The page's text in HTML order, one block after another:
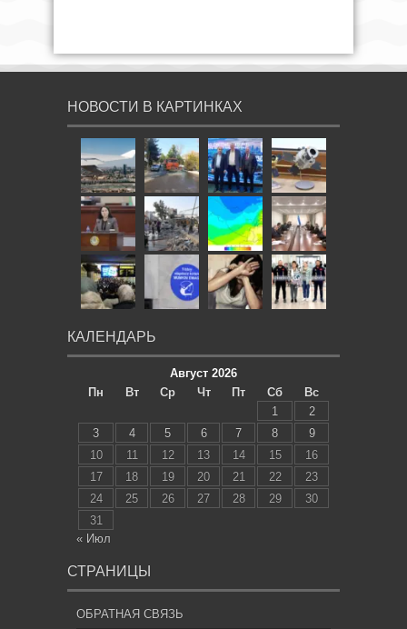
НОВОСТИ В КАРТИНКАХ
КАЛЕНДАРЬ
Август 2026
Пн
Вт Ср Чт Пт Сб
Вс
1
2
3
4 5 6 7 8
9
10
11 12 13 14 15
16
17
18 19 20 21 22
23
24
25 26 27 28 29
30
31
« Июл
СТРАНИЦЫ
ОБРАТНАЯ СВЯЗЬ